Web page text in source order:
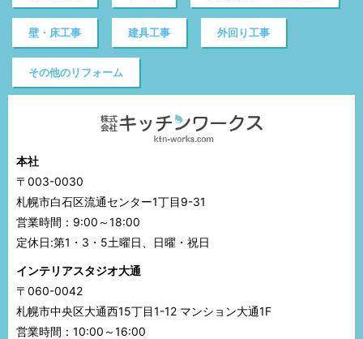
壁・床工事 建具工事 外回り工事
その他のリフォーム
本社
〒003-0030
札幌市白石区流通センター1丁目9-31
営業時間：9:00～18:00
定休日:第1・3・5土曜日、日曜・祝日
インテリアスタジオ大通
〒060-0042
札幌市中央区大通西15丁目1-12 マンション大通1F
営業時間：10:00～16:00